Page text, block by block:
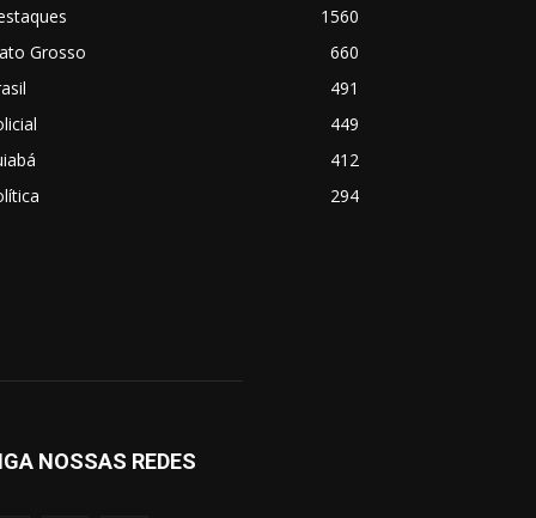
1560
Grosso
660
491
449
412
294
NOSSAS REDES